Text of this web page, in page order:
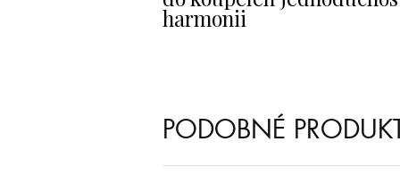
harmonii
PODOBNÉ